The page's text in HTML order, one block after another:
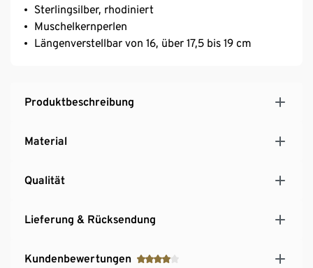
Sterlingsilber, rhodiniert
Muschelkernperlen
Längenverstellbar von 16, über 17,5 bis 19 cm
Produktbeschreibung
Material
Qualität
Lieferung & Rücksendung
Kundenbewertungen